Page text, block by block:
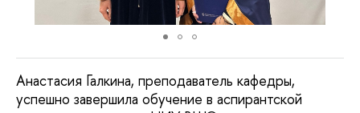
Анастасия Галкина, преподаватель кафедры,
успешно завершила обучение в аспирантской